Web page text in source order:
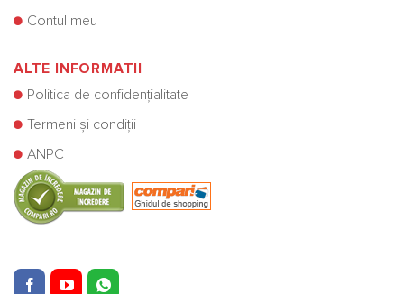
Contul meu
ALTE INFORMATII
Politica de confidențialitate
Termeni și condiții
ANPC